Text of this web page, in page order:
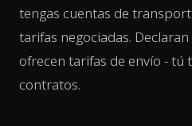
tengas cuentas de
tarifas negociadas.
ofrecen tarifas de envío - tú
contratos.